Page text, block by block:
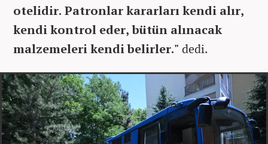
otelidir. Patronlar kararları kendi alır,
kendi kontrol eder, bütün alınacak
malzemeleri kendi belirler." dedi.